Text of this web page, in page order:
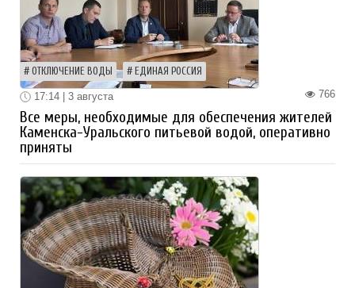
ОТКЛЮЧЕНИЕ ВОДЫ ЕДИНАЯ РОССИЯ
766
17:14 | 3 августа
Все меры, необходимые для обеспечения жителей
Каменска-Уральского питьевой водой, оперативно
приняты